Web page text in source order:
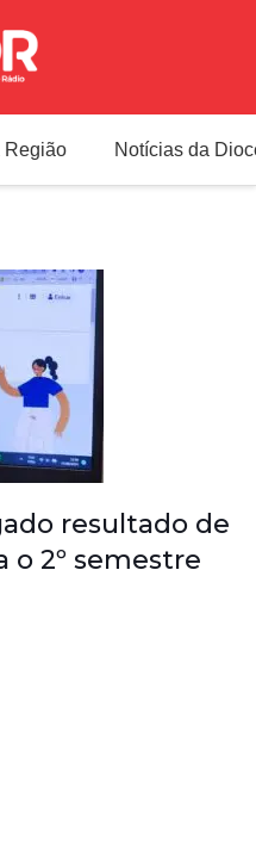
Região Notícias da
resultado de
o 2º semestre